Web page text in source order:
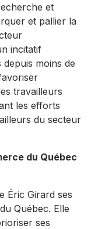
et
et pallier la
incitatif
moins de
travailleurs
les efforts
du secteur
du Québec
Éric Girard ses
Québec. Elle
ses